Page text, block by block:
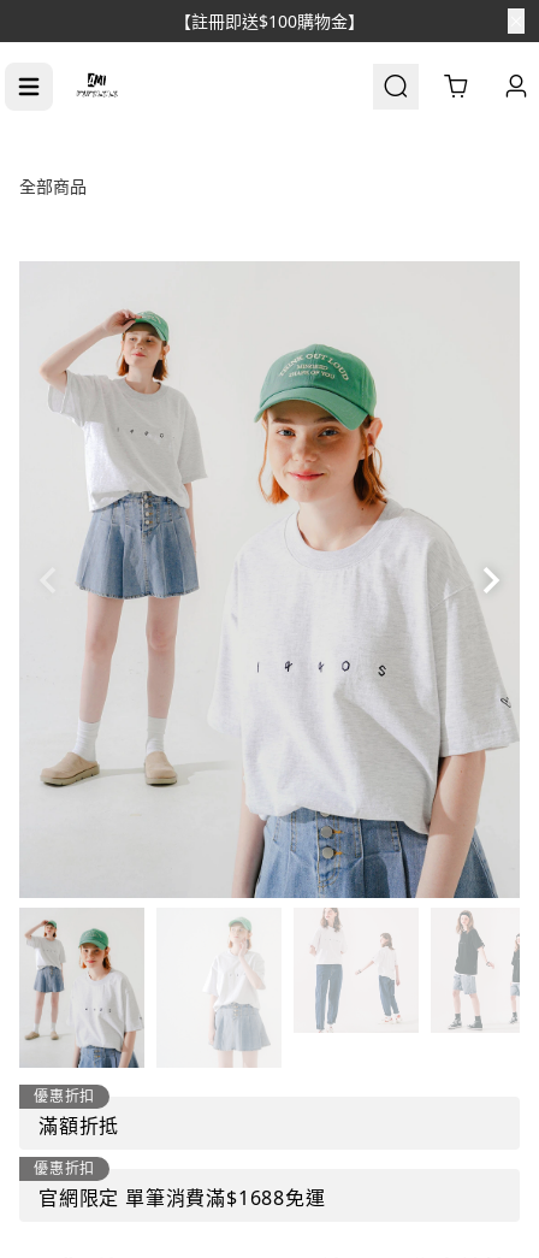
【註冊即送$100購物金】
Cart
全部商品
優惠折扣
滿額折抵
優惠折扣
官網限定 單筆消費滿$1688免運